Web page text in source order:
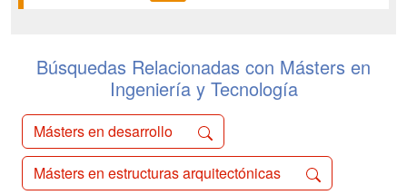
Búsquedas Relacionadas con Másters en
Ingeniería y Tecnología
Másters en desarrollo
Másters en estructuras arquitectónicas